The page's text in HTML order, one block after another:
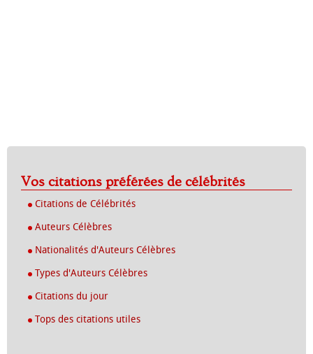
Vos citations préférées de célébrités
Citations de Célébrités
Auteurs Célèbres
Nationalités d'Auteurs Célèbres
Types d'Auteurs Célèbres
Citations du jour
Tops des citations utiles